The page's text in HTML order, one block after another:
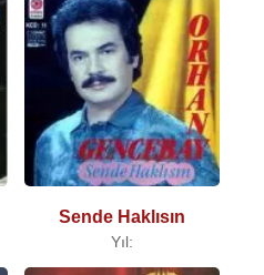
Sende Haklısın
Yıl: